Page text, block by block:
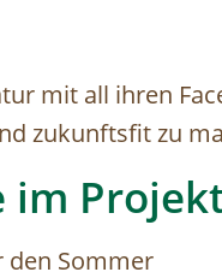
mit all ihren
zukunftsfit zu
im
den Sommer